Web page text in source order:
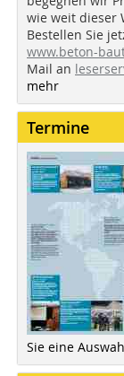
wie weit dieser
Bestellen Sie
www.beton-
Mail an
mehr
Termine
Sie eine